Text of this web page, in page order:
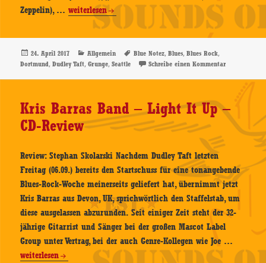
Zeppelin), …Dudley
–
22.04.2017,
Blue
Notez,
–
Konzertbilder
weiterlesen
Veröffentlicht
am
24. April 2017 Kategorien
Allgemein Schlagwörter
Blue Notez,Blues,Blues Rock,
Dortmund,Dudley Taft,Grunge,Seattle Schreibe einen Kommentarzu Dudley
Kris Barras Band – Light It Up –
CD-Review
Review: Stephan Skolarski Nachdem Dudley Taft letzten
Freitag (06.09.) bereits den Startschuss für eine tonangebende
Blues-Rock-Woche meinerseits geliefert hat, übernimmt jetzt
Kris Barras aus Devon, UK, sprichwörtlich den Staffelstab, um
diese ausgelassen abzurunden. Seit einiger Zeit steht der 32-
jährige Gitarrist und Sänger bei der großen Mascot Label
Group unter Vertrag, bei der auch Genre-Kollegen wie Joe …
Barras
weiterlesen